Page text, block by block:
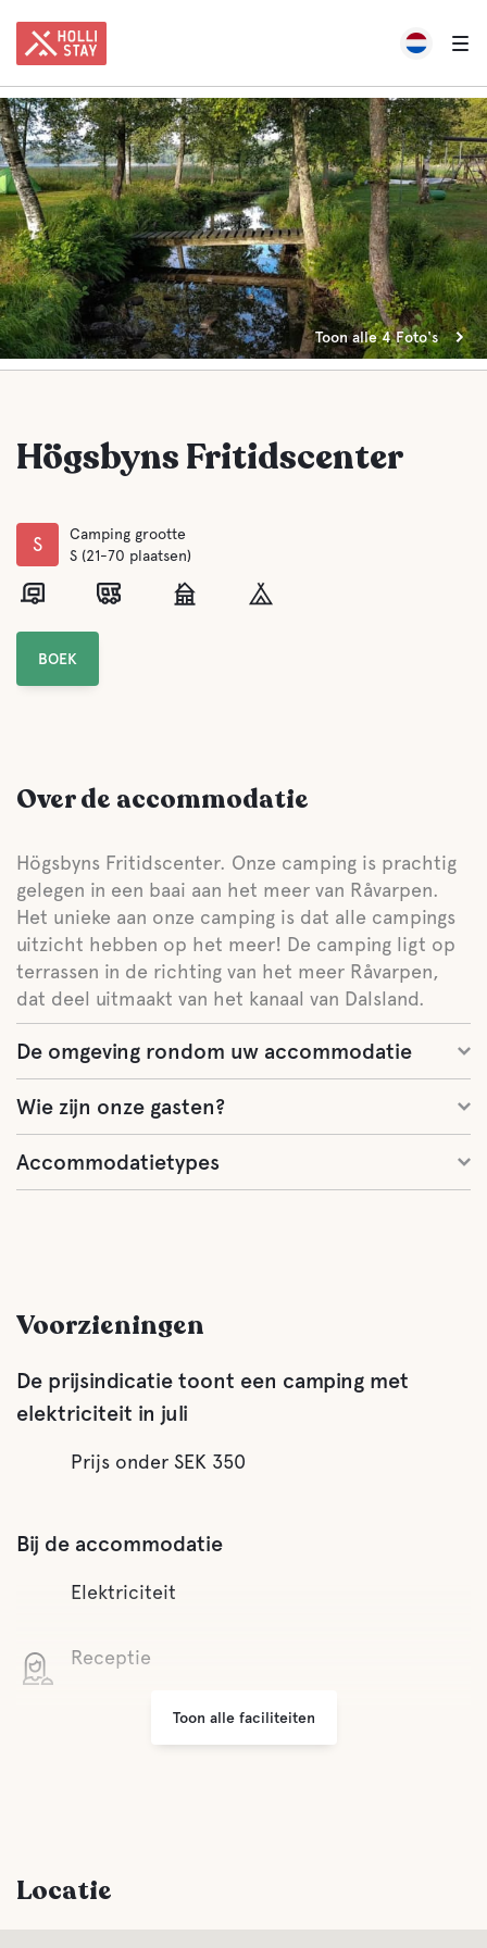
Toon alle 4 Foto's
Högsbyns Fritidscenter
S
Camping grootte
S (21-70 plaatsen)
BOEK
Over de accommodatie
Högsbyns Fritidscenter. Onze camping is prachtig
gelegen in een baai aan het meer van Råvarpen.
Het unieke aan onze camping is dat alle campings
uitzicht hebben op het meer! De camping ligt op
terrassen in de richting van het meer Råvarpen,
dat deel uitmaakt van het kanaal van Dalsland.
De omgeving rondom uw accommodatie
Wie zijn onze gasten?
Accommodatietypes
Voorzieningen
De prijsindicatie toont een camping met
elektriciteit in juli
Prijs onder SEK 350
Bij de accommodatie
Elektriciteit
Receptie
Toon alle faciliteiten
Locatie